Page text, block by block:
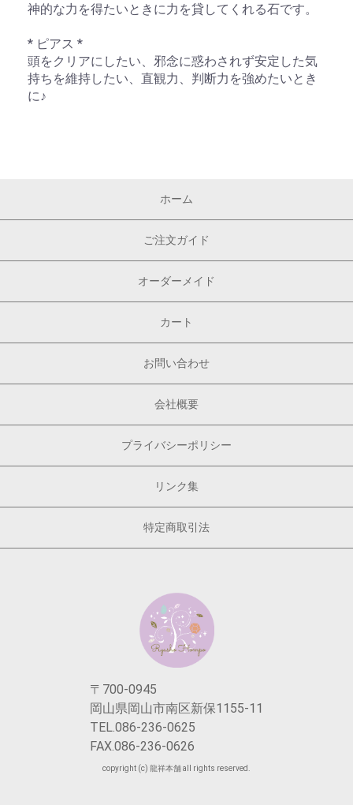
神的な力を得たいときに力を貸してくれる石です。
* ピアス *
頭をクリアにしたい、邪念に惑わされず安定した気
持ちを維持したい、直観力、判断力を強めたいとき
に♪
ホーム
ご注文ガイド
オーダーメイド
カート
お問い合わせ
会社概要
プライバシーポリシー
リンク集
特定商取引法
〒700-0945
岡山県岡山市南区新保1155-11
TEL.086-236-0625
FAX.086-236-0626
copyright (c) 龍祥本舗 all rights reserved.